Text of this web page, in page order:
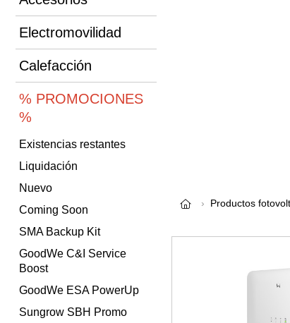
Electromovilidad
Calefacción
% PROMOCIONES
%
Existencias restantes
Liquidación
Nuevo
Coming Soon
SMA Backup Kit
GoodWe C&I Service
Boost
GoodWe ESA PowerUp
Sungrow SBH Promo
Productos